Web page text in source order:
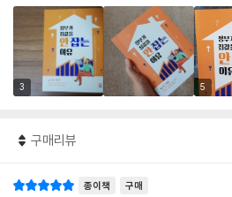
3 5
구매리뷰
종이책 구매